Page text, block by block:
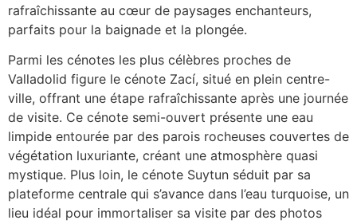
rafraîchissante au cœur de paysages enchanteurs,
parfaits pour la baignade et la plongée.
Parmi les cénotes les plus célèbres proches de
Valladolid figure le cénote Zací, situé en plein centre-
ville, offrant une étape rafraîchissante après une journée
de visite. Ce cénote semi-ouvert présente une eau
limpide entourée par des parois rocheuses couvertes de
végétation luxuriante, créant une atmosphère quasi
mystique. Plus loin, le cénote Suytun séduit par sa
plateforme centrale qui s’avance dans l’eau turquoise, un
lieu idéal pour immortaliser sa visite par des photos